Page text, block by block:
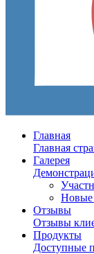
Главная
Главная
Галерея
Новые
Отзывы
Отзывы
Продукты
Доступные